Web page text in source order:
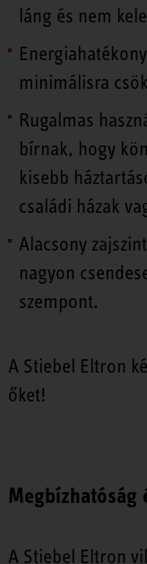
láng és nem
minimálisra
Rugalmas
bírnak, hogy
kisebb
családi házak
Alacsony
nagyon
szempont.
A Stiebel Eltron
őket!
Megbízhatóság
A Stiebel Eltron